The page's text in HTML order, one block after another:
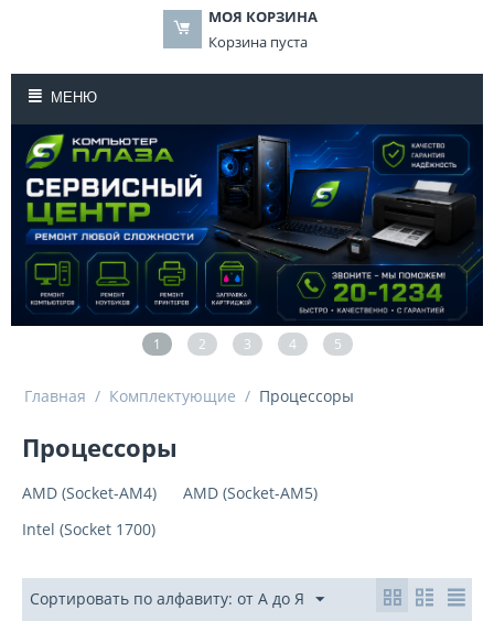
МОЯ КОРЗИНА
Корзина пуста
МЕНЮ
1 2 3 4 5
Главная / Комплектующие / Процессоры
Процессоры
AMD (Socket-AM4)
AMD (Socket-AM5)
Intel (Socket 1700)
Сортировать по алфавиту: от А до Я